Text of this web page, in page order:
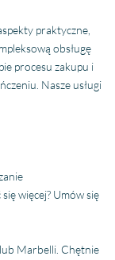
praktyczne,
obsługę
procesu zakupu i
Nasze usługi
więcej? Umów się
Marbelli. Chętnie